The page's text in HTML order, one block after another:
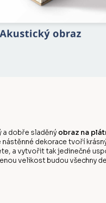
a dobře sladěný obraz na
dekorace tvoří
a vytvořit tak jedinečné
velikost budou všechny